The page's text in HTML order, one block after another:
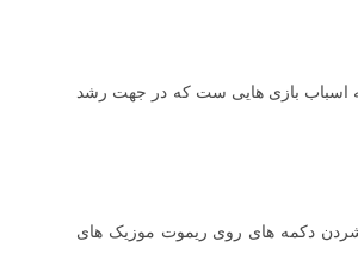
اسباب بازی هایی ست که در جهت رشد
فعال می شود و با فشردن دکمه های روی ریموت موزیک های